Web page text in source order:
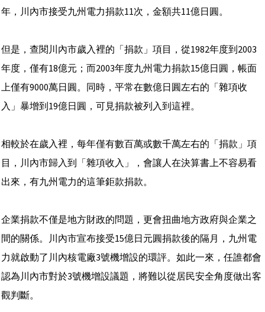
年，川內市接受九州電力捐款11次，金額共11億日圓。
但是，查閱川內市歲入裡的「捐款」項目，從1982年度到2003
年度，僅有18億元；而2003年度九州電力捐款15億日圓，帳面
上僅有9000萬日圓。同時，平常在數億日圓左右的「雜項收
入」暴增到19億日圓，可見捐款被列入到這裡。
相較於在歲入裡，每年僅有數百萬或數千萬左右的「捐款」項
目，川內市歸入到「雜項收入」，會讓人在決算書上不容易看
出來，有九州電力的這筆鉅款捐款。
企業捐款不僅是地方財政的問題，更會扭曲地方政府與企業之
間的關係。川內市宣布接受15億日元圓捐款後的隔月，九州電
力就啟動了川內核電廠3號機增設的環評。如此一來，任誰都會
認為川內市對於3號機增設議題，將難以從居民安全角度做出客
觀判斷。